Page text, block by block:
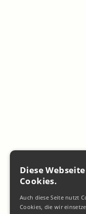
Diese
Cookies.
Auch diese Seite nutzt
Cookies, die wir